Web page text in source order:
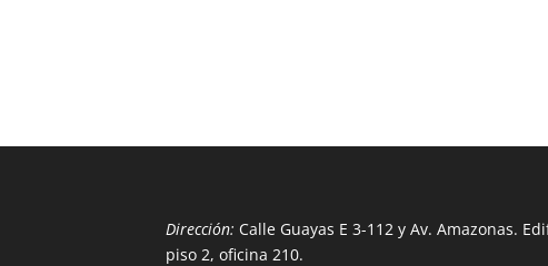
Dirección: Calle Guayas E 3-112 y Av. Amazonas.
piso 2, oficina 210.